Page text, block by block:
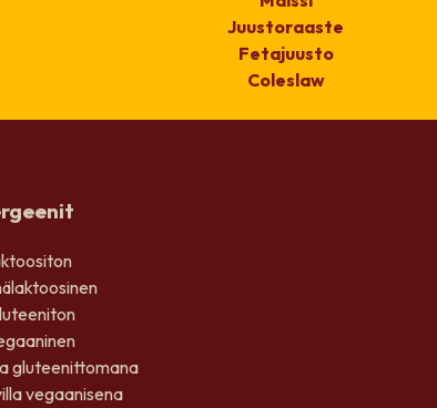
Juustoraaste
Fetajuusto
Coleslaw
gluteenittomana
vegaanisena